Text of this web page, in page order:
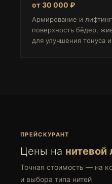
от 30 000 ₽
Армирование и
поверхность бёдер,
для улучшения тонуса
ПРЕЙСКУРАНТ
Цены на нитевой
Точная стоимость — на
и выбора типа нитей